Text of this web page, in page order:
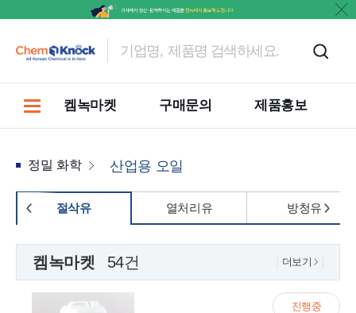
켐녹마켓 구매문의 제품홍보
정밀 화학 산업용 오일
절삭유 열처리유 방청유
켐녹마켓 54건 더보기
진행중